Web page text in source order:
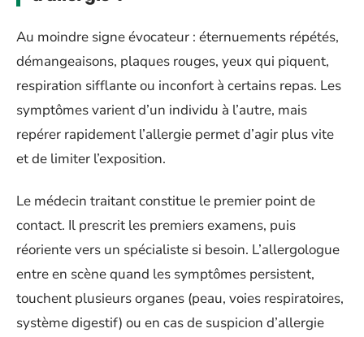
Au moindre signe évocateur : éternuements répétés,
démangeaisons, plaques rouges, yeux qui piquent,
respiration sifflante ou inconfort à certains repas. Les
symptômes varient d’un individu à l’autre, mais
repérer rapidement l’allergie permet d’agir plus vite
et de limiter l’exposition.
Le médecin traitant constitue le premier point de
contact. Il prescrit les premiers examens, puis
réoriente vers un spécialiste si besoin. L’allergologue
entre en scène quand les symptômes persistent,
touchent plusieurs organes (peau, voies respiratoires,
système digestif) ou en cas de suspicion d’allergie